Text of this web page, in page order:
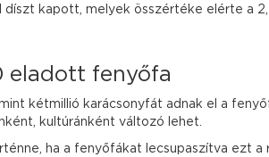
díszt kapott, melyek összértéke elérte a
eladott fenyőfa
kétmillió karácsonyfát adnak el a
kultúránként változó lehet.
ha a fenyőfákat lecsupaszítva ezt